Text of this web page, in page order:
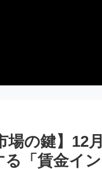
の鍵】12月
る「賃金イ